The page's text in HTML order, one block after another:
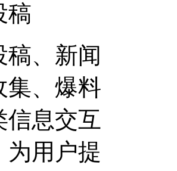
稿
稿、新闻
集、爆料
信息交互
为用户提